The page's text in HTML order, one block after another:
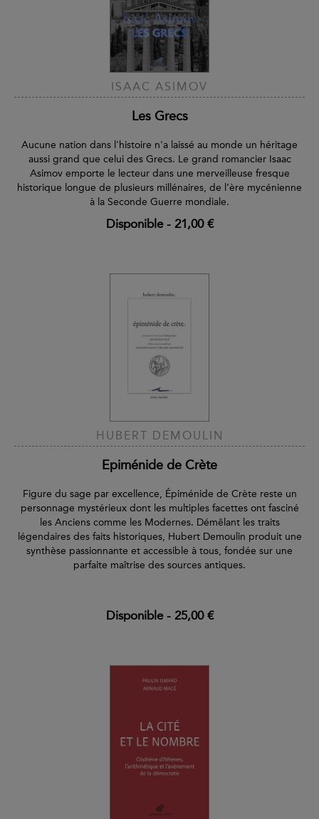
ISAAC ASIMOV
Les Grecs
Aucune nation dans l'histoire n'a laissé au monde un héritage
aussi grand que celui des Grecs. Le grand romancier Isaac
Asimov emporte le lecteur dans une merveilleuse fresque
historique longue de plusieurs millénaires, de l’ère mycénienne
à la Seconde Guerre mondiale.
Disponible- 21,00 €
HUBERT DEMOULIN
Epiménide de Crète
Figure du sage par excellence, Épiménide de Crète reste un
personnage mystérieux dont les multiples facettes ont fasciné
les Anciens comme les Modernes. Démêlant les traits
légendaires des faits historiques, Hubert Demoulin produit une
synthèse passionnante et accessible à tous, fondée sur une
parfaite maîtrise des sources antiques.
Disponible- 25,00 €